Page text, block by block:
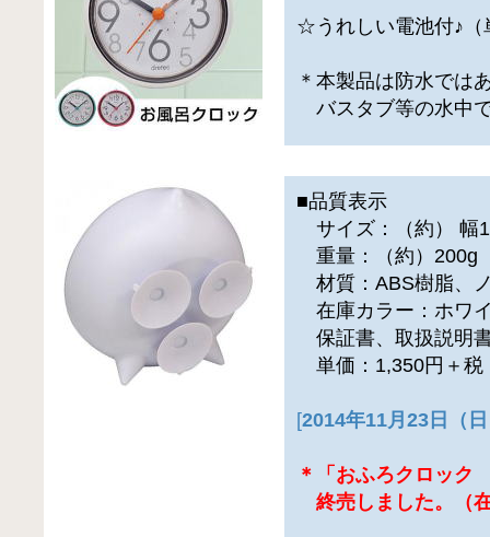
☆うれしい電池付♪（
＊本製品は防水では
バスタブ等の水中
■品質表示
サイズ：（約） 幅
重量：（約）200g
材質：ABS樹脂、
在庫カラー：ホワ
保証書、取扱説明
単価：1,350円＋税
[2014年11月23日（
＊「おふろクロッ
終売しました。（